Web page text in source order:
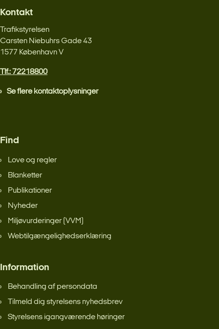
Kontakt
Trafikstyrelsen
Carsten Niebuhrs Gade 43
1577 København V
Tlf.: 72218800
Se flere kontaktoplysninger
Find
Love og regler
Blanketter
Publikationer
Nyheder
Miljøvurderinger (VVM)
Webtilgængelighedserklæring
Information
Behandling af persondata
Tilmeld dig styrelsens nyhedsbrev
Styrelsens igangværende høringer